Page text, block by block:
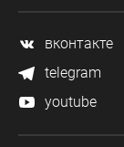
вконтакте
telegram
youtube